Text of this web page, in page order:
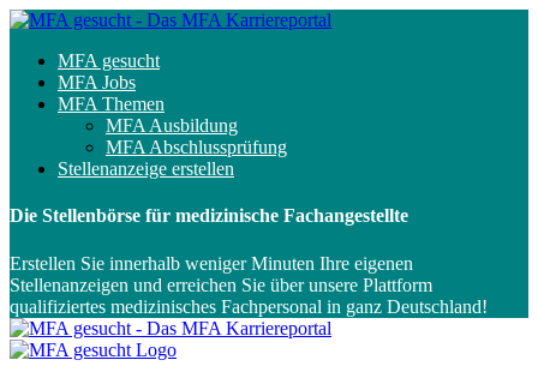
MFA gesucht
MFA Jobs
MFA Themen
MFA Ausbildung
MFA Abschlussprüfung
Stellenanzeige erstellen
Die Stellenbörse für medizinische Fachangestellte
Erstellen Sie innerhalb weniger Minuten Ihre eigenen
Stellenanzeigen und erreichen Sie über unsere Plattform
qualifiziertes medizinisches Fachpersonal in ganz Deutschland!